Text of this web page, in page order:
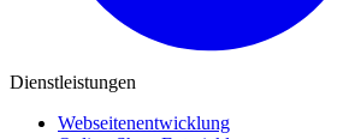
Dienstleistungen
Webseitenentwicklung